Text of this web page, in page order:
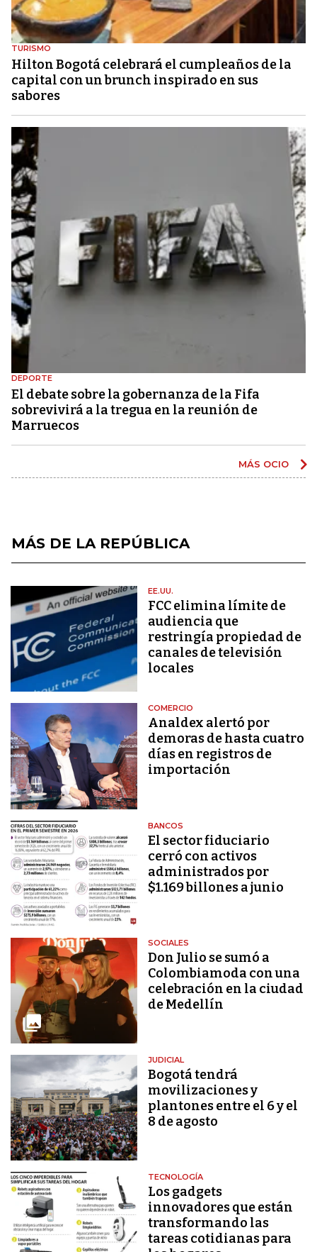
TURISMO
Hilton Bogotá celebrará el cumpleaños de la
capital con un brunch inspirado en sus
sabores
DEPORTE
El debate sobre la gobernanza de la Fifa
sobrevivirá a la tregua en la reunión de
Marruecos
MÁS OCIO
MÁS DE LA REPÚBLICA
EE.UU.
FCC elimina límite de
audiencia que
restringía propiedad de
canales de televisión
locales
COMERCIO
Analdex alertó por
demoras de hasta cuatro
días en registros de
importación
BANCOS
El sector fiduciario
cerró con activos
administrados por
$1.169 billones a junio
SOCIALES
Don Julio se sumó a
Colombiamoda con una
celebración en la ciudad
de Medellín
JUDICIAL
Bogotá tendrá
movilizaciones y
plantones entre el 6 y el
8 de agosto
TECNOLOGÍA
Los gadgets
innovadores que están
transformando las
tareas cotidianas para